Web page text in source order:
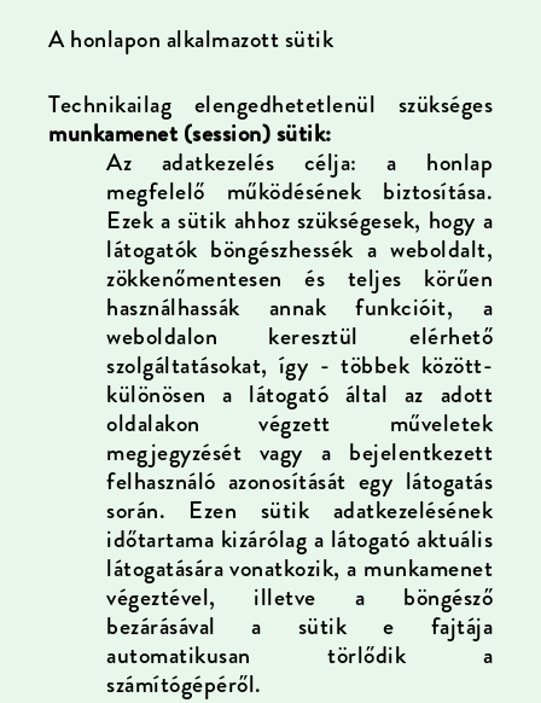
A honlapon alkalmazott sütik
Technikailag elengedhetetlenül szükséges
munkamenet (session) sütik:
Az adatkezelés célja: a honlap
megfelelő működésének biztosítása.
Ezek a sütik ahhoz szükségesek, hogy a
látogatók böngészhessék a weboldalt,
zökkenőmentesen és teljes körűen
használhassák annak funkcióit, a
weboldalon keresztül elérhető
szolgáltatásokat, így - többek között-
különösen a látogató által az adott
oldalakon végzett műveletek
megjegyzését vagy a bejelentkezett
felhasználó azonosítását egy látogatás
során. Ezen sütik adatkezelésének
időtartama kizárólag a látogató aktuális
látogatására vonatkozik, a munkamenet
végeztével, illetve a böngésző
bezárásával a sütik e fajtája
automatikusan törlődik a
számítógépéről.